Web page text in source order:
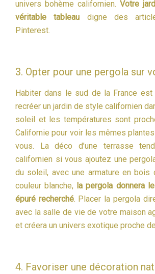
univers bohème californien. Votre
véritable tableau digne des
Pinterest.
3. Opter pour une pergola sur
Habiter dans le sud de la France
recréer un jardin de style californien
soleil et les températures sont
Californie pour voir les mêmes plantes
vous. La déco d’une terrasse
californien si vous ajoutez une
du soleil, avec une armature en bois
couleur blanche, la pergola donnera
épuré recherché. Placer la pergola
avec la salle de vie de votre maison
et créera un univers exotique proche
4. Favoriser une décoration